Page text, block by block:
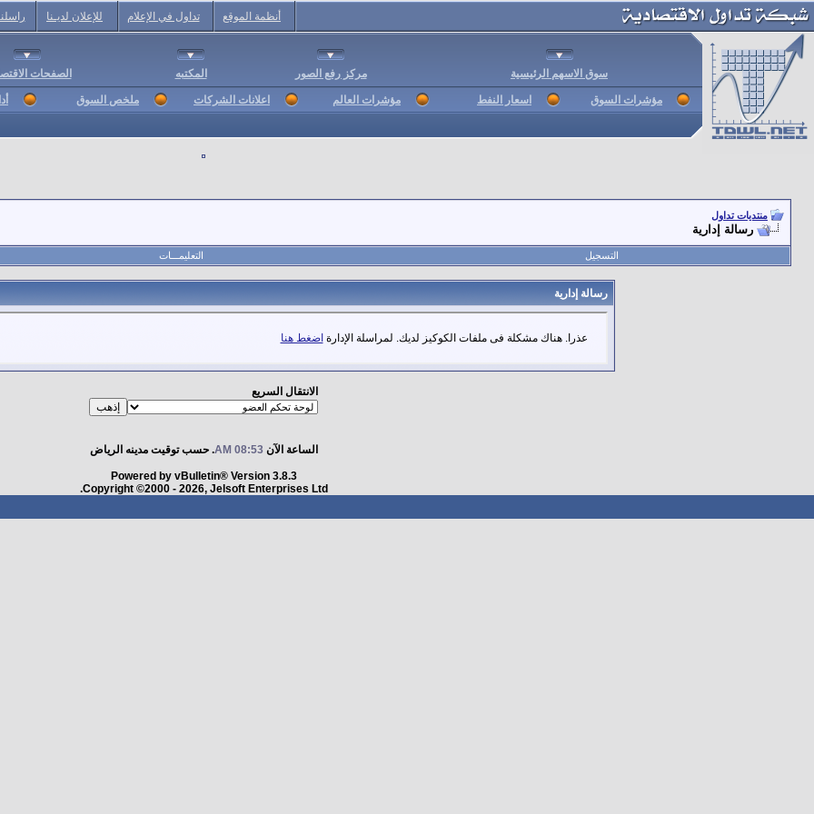
أنظمة الموقع تداول في الإعلام للإعلان لديـنا
سوق الاسهم الرئيسية مركز رفع الصور المكتبه الصفحات
مؤشرات السوق اسعار النفط مؤشرات العالم اعلانات الشركات ملخص السوق
منتديات تداول
رسالة إدارية
التسجيل التعليمـــات
رسالة إدارية
عذرا. هناك مشكلة فى ملفات الكوكيز لديك. لمراسلة الإدارة اضغط هنا
الانتقال السريع
الساعة الآن08:53 AM . حسب توقيت مدينه الرياض
Powered by vBulletin® Version 3.8.3
Copyright ©2000 - 2026, Jelsoft Enterprises Ltd.